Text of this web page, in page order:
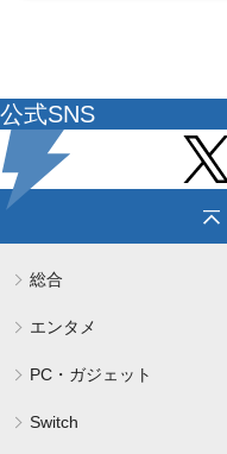
公式SNS
総合
エンタメ
PC・ガジェット
Switch